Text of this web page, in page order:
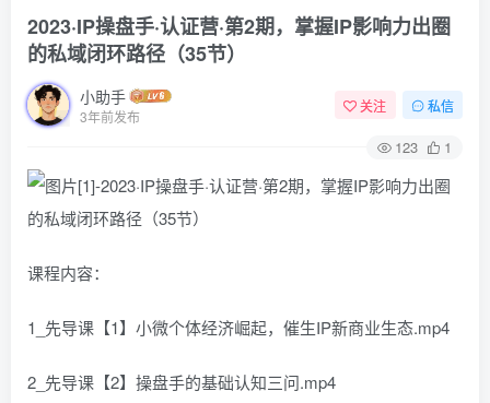
2023·IP操盘手·认证营·第2期，掌握IP影响力出圈
的私域闭环路径（35节）
小助手
3年前发布
关注 私信
123 1
课程内容：
1_先导课【1】小微个体经济崛起，催生IP新商业生态.mp4
2_先导课【2】操盘手的基础认知三问.mp4